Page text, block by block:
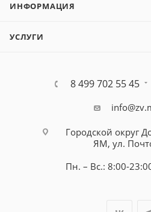
ИНФОРМАЦИЯ
УСЛУГИ
8 499 702 55 45
Городской округ
ЯМ, ул.
Пн. – Вс.: 8:00-